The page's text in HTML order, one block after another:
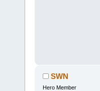
SWN
Hero Member